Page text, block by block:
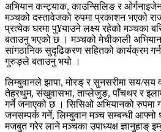
अभियान कन्ट्याक, काउन्सिलिङ र
मञ्चको दस्तावेजको रुपमा प्रकाशन भएको
प्रत्येक घरमा पु¥याउने लक्ष्य रहेको मञ्चका
बताउनु भएको छ । मञ्चको मेचीकाली
सांगठानिक सुदृढिकरण सहितको कार्यक्रम गर्न
गुरुङ्ले बताउनु भयो ।
लिम्बुवानले झापा, मोरङ् र सुनसरीमा सय/सय
तेह्रथुम, संखुवासभा, ताप्लेजुङ, पाँचथर र
गर्ने जनाएको छ । सिसिओ अभियानको रुपमा
जनसम्पर्क गर्ने, लिम्बुवान मञ्च सम्बन्धी आफ्नो
मजबुत गरेर लाने मञ्चका उपाध्यक्ष ज्ञानुहाङ्